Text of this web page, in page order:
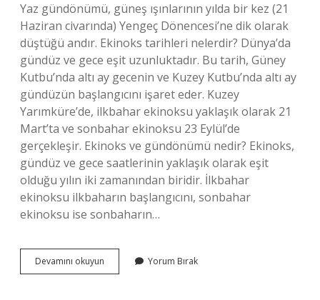
Yaz gündönümü, güneş ışınlarının yılda bir kez (21
Haziran civarında) Yengeç Dönencesi’ne dik olarak
düştüğü andır. Ekinoks tarihleri nelerdir? Dünya’da
gündüz ve gece eşit uzunluktadır. Bu tarih, Güney
Kutbu’nda altı ay gecenin ve Kuzey Kutbu’nda altı ay
gündüzün başlangıcını işaret eder. Kuzey
Yarımküre’de, ilkbahar ekinoksu yaklaşık olarak 21
Mart’ta ve sonbahar ekinoksu 23 Eylül’de
gerçekleşir. Ekinoks ve gündönümü nedir? Ekinoks,
gündüz ve gece saatlerinin yaklaşık olarak eşit
olduğu yılın iki zamanından biridir. İlkbahar
ekinoksu ilkbaharın başlangıcını, sonbahar
ekinoksu ise sonbaharın…
Devamını okuyun
Dönümü
Yorum Bırak